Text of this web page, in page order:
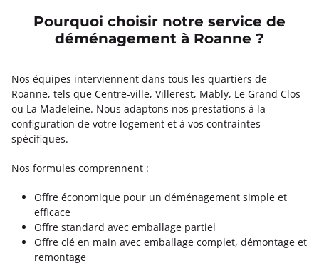
Pourquoi choisir notre service de
déménagement à Roanne ?
Nos équipes interviennent dans tous les quartiers de
Roanne, tels que Centre-ville, Villerest, Mably, Le Grand Clos
ou La Madeleine. Nous adaptons nos prestations à la
configuration de votre logement et à vos contraintes
spécifiques.
Nos formules comprennent :
Offre économique pour un déménagement simple et
efficace
Offre standard avec emballage partiel
Offre clé en main avec emballage complet, démontage et
remontage